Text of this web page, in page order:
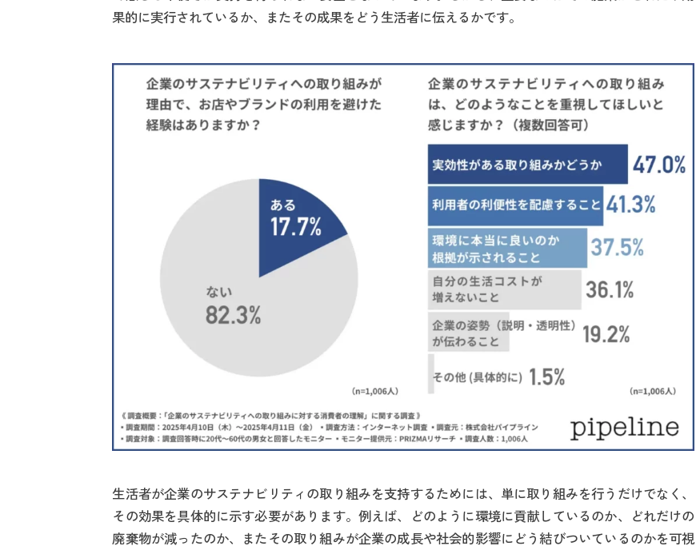
果的に実行されているか、またその成果をどう生活者に伝えるかです。
生活者が企業のサステナビリティの取り組みを支持するためには、単に取り組みを行うだけでなく、
その効果を具体的に示す必要があります。例えば、どのように環境に貢献しているのか、どれだけの
廃棄物が減ったのか、またその取り組みが企業の成長や社会的影響にどう結びついているのかを可視